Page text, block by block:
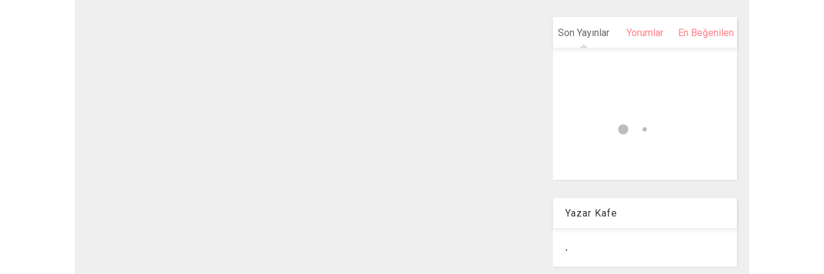
Son Yayınlar Yorumlar En Beğenilen
Yazar Kafe
.